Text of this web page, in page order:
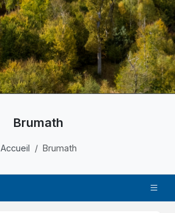
Brumath
Accueil Brumath